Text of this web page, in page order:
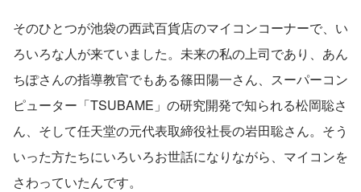
そのひとつが池袋の西武百貨店のマイコンコーナーで、い
ろいろな人が来ていました。未来の私の上司であり、あん
ちぽさんの指導教官でもある篠田陽一さん、スーパーコン
ピューター「TSUBAME」の研究開発で知られる松岡聡さ
ん、そして任天堂の元代表取締役社長の岩田聡さん。そう
いった方たちにいろいろお世話になりながら、マイコンを
さわっていたんです。